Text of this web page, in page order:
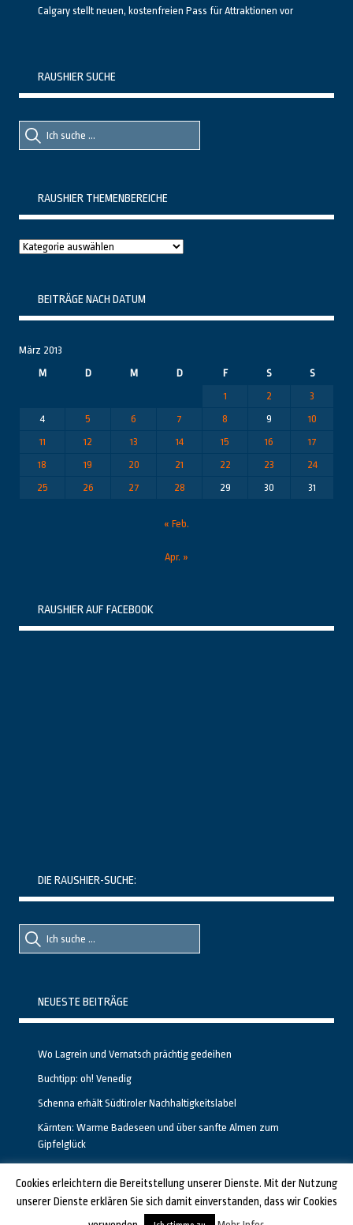
Calgary stellt neuen, kostenfreien Pass für Attraktionen vor
RAUSHIER SUCHE
Suche
nach::
Suche
nach:
RAUSHIER THEMENBEREICHE
Raushier
BEITRÄGE NACH DATUM
März 2013
M
D M D F S
S
1
2
3
4
5 6 7 8 9
10
11
12 13 14 15 16
17
18
19 20 21 22 23
24
25
26 27 28 29 30 31
« Feb.
Apr. »
RAUSHIER AUF FACEBOOK
DIE RAUSHIER-SUCHE:
Suche
nach::
Suche
nach:
NEUESTE BEITRÄGE
Wo Lagrein und Vernatsch prächtig gedeihen
Buchtipp: oh! Venedig
Schenna erhält Südtiroler Nachhaltigkeitslabel
Kärnten: Warme Badeseen und über sanfte Almen zum
Gipfelglück
GESTALTET UND PROGRAMMIERT VON ALBERTO & FRANZ BEI LUCID.BERLIN
Cookies erleichtern die Bereitstellung unserer Dienste. Mit der Nutzung
unserer Dienste erklären Sie sich damit einverstanden, dass wir Cookies